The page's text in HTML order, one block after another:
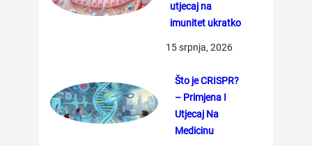
utjecaj na
imunitet ukratko
15 srpnja, 2026
Što je CRISPR?
– Primjena I
Utjecaj Na
Medicinu